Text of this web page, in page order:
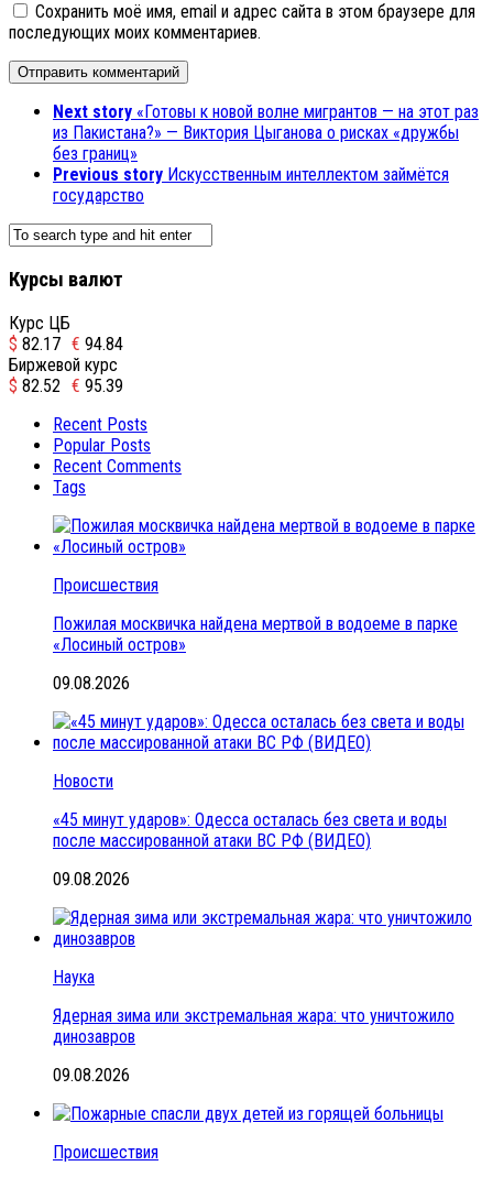
Сохранить моё имя, email и адрес сайта в этом браузере для
последующих моих комментариев.
Next story «Готовы к новой волне мигрантов — на этот раз
из Пакистана?» — Виктория Цыганова о рисках «дружбы
без границ»
Previous story Искусственным интеллектом займётся
государство
Курсы валют
Курс ЦБ
$ 82.17 € 94.84
Биржевой курс
$ 82.52 € 95.39
Recent Posts
Popular Posts
Recent Comments
Tags
Происшествия
Пожилая москвичка найдена мертвой в водоеме в парке
«Лосиный остров»
09.08.2026
Новости
«45 минут ударов»: Одесса осталась без света и воды
после массированной атаки ВС РФ (ВИДЕО)
09.08.2026
Наука
Ядерная зима или экстремальная жара: что уничтожило
динозавров
09.08.2026
Происшествия